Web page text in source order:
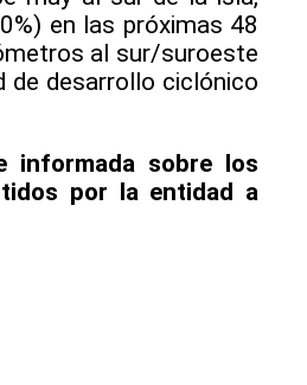
en las próximas 48
al sur/suroeste
de desarrollo ciclónico
informada sobre los
por la entidad a